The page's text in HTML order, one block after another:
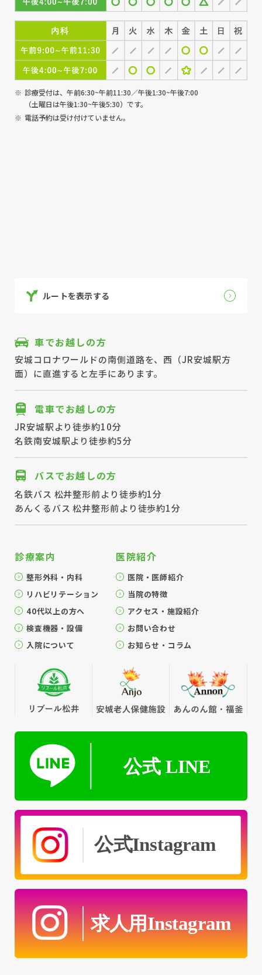
診療受付は、午前6:30~午前11:30／午後1:30~午後7:00
（土曜日は午後1:30~午後5:30）です。
電話予約は受け付けていません。
ルートを表示する
車でお越しの方
安城コロナワールドの南側道路を、西（JR安城駅方
面）に直進すると左手にあります。
電車でお越しの方
JR安城駅より徒歩約10分
名鉄南安城駅より徒歩約5分
バスでお越しの方
名鉄バス 松井整形前より徒歩約1分
あんくるバス 松井整形前より徒歩約1分
診療案内
整形外科・内科
リハビリテーション
40代以上の方へ
検査機器・設備
入院について
医院紹介
医院・医師紹介
当院の特徴
アクセス・施設紹介
お問い合わせ
お知らせ・コラム